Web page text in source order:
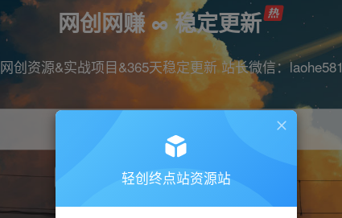
网创网赚 ∞ 稳定更新
网创资源&实战项目&365天稳定更新 站长微信：laohe581
引流 短视频 剪辑
轻创终点站资源站